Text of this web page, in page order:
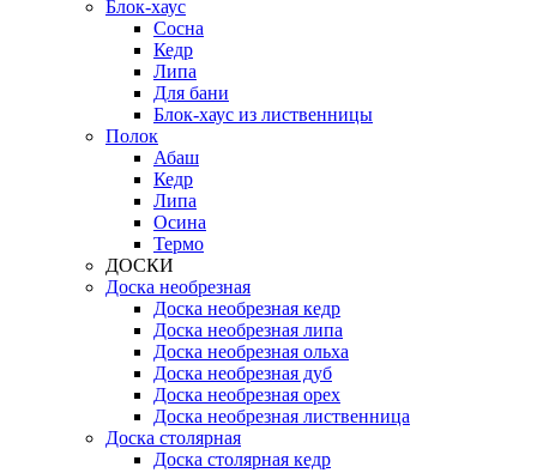
Блок-хаус
Сосна
Кедр
Липа
Для бани
Блок-хаус из лиственницы
Полок
Абаш
Кедр
Липа
Осина
Термо
ДОСКИ
Доска необрезная
Доска необрезная кедр
Доска необрезная липа
Доска необрезная ольха
Доска необрезная дуб
Доска необрезная орех
Доска необрезная лиственница
Доска столярная
Доска столярная кедр